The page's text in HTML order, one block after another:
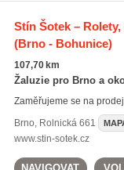
Stín Šotek –
(Brno - Bohunice)
107,70 km
Žaluzie pro Brno a
Zaměřujeme se na
Brno, Rolnická 661
www.stin-sotek.cz